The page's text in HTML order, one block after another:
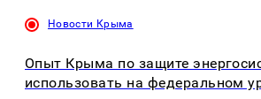
Новости Крыма
Опыт Крыма по защите
использовать на федеральном